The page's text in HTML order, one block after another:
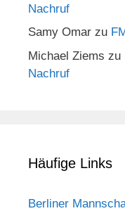
Nachruf
Samy Omar zu
Michael Ziems zu
Nachruf
Häufige Links
Berliner